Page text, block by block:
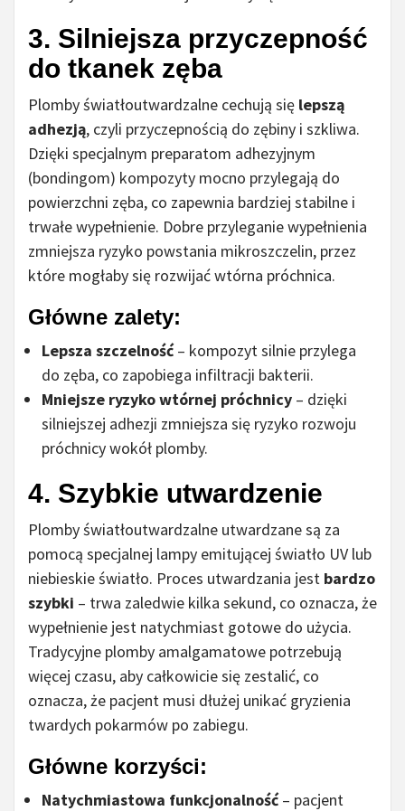
3. Silniejsza przyczepność
do tkanek zęba
Plomby światłoutwardzalne cechują się lepszą
adhezją, czyli przyczepnością do zębiny i szkliwa.
Dzięki specjalnym preparatom adhezyjnym
(bondingom) kompozyty mocno przylegają do
powierzchni zęba, co zapewnia bardziej stabilne i
trwałe wypełnienie. Dobre przyleganie wypełnienia
zmniejsza ryzyko powstania mikroszczelin, przez
które mogłaby się rozwijać wtórna próchnica.
Główne zalety:
Lepsza szczelność– kompozyt silnie przylega
do zęba, co zapobiega infiltracji bakterii.
Mniejsze ryzyko wtórnej próchnicy – dzięki
silniejszej adhezji zmniejsza się ryzyko rozwoju
próchnicy wokół plomby.
4. Szybkie utwardzenie
Plomby światłoutwardzalne utwardzane są za
pomocą specjalnej lampy emitującej światło UV lub
niebieskie światło. Proces utwardzania jest bardzo
szybki – trwa zaledwie kilka sekund, co oznacza, że
wypełnienie jest natychmiast gotowe do użycia.
Tradycyjne plomby amalgamatowe potrzebują
więcej czasu, aby całkowicie się zestalić, co
oznacza, że pacjent musi dłużej unikać gryzienia
twardych pokarmów po zabiegu.
Główne korzyści:
Natychmiastowa funkcjonalność– pacjent